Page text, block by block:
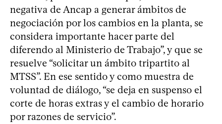
negativa de Ancap a generar ámbitos de
negociación por los cambios en la planta, se
considera importante hacer parte del
diferendo al Ministerio de Trabajo”, y que se
resuelve “solicitar un ámbito tripartito al
MTSS”. En ese sentido y como muestra de
voluntad de diálogo, “se deja en suspenso el
corte de horas extras y el cambio de horario
por razones de servicio”.